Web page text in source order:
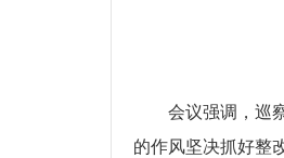
会议强调，巡
的作风坚决抓好整